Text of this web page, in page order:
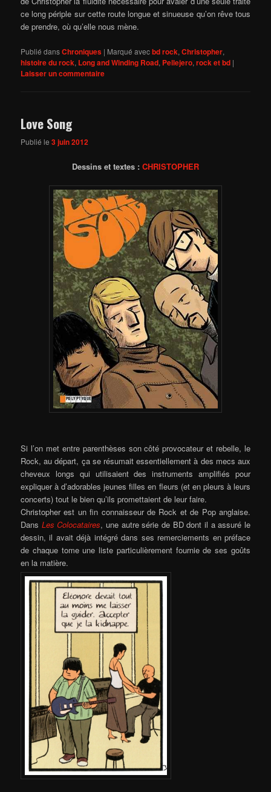
ce long périple sur cette route longue et sinueuse qu’on rêve tous
de prendre, où qu’elle nous mène.
Publié dansChroniques | Marqué avecbd rock,Christopher,
histoire du rock, Long and Winding Road, Pellejero,rock et bd |
Laisser un commentaire
Love Song
Publié le3 juin 2012
Dessins et textes : CHRISTOPHER
Si l’on met entre parenthèses son côté provocateur et rebelle, le
Rock, au départ, ça se résumait essentiellement à des mecs aux
cheveux longs qui utilisaient des instruments amplifiés pour
expliquer à d’adorables jeunes filles en fleurs (et en pleurs à leurs
concerts) tout le bien qu’ils promettaient de leur faire.
Christopher est un fin connaisseur de Rock et de Pop anglaise.
Dans Les Colocataires, une autre série de BD dont il a assuré le
dessin, il avait déjà intégré dans ses remerciements en préface
de chaque tome une liste particulièrement fournie de ses goûts
en la matière.